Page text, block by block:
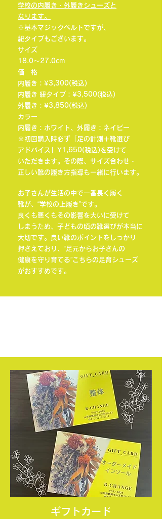
学校の内履き・外履きシューズと
なります。
※基本マジックベルトですが、
紐タイプもございます。
サイズ
18.0〜27.0cm
価 格
内履き：¥3,300(税込)
内履き 紐タイプ：¥3,500(税込)
外履き：¥3,850(税込)
カラー
内履き：ホワイト、外履き：ネイビー
※初回購入時必ず「足の計測＋靴選び
アドバイス」¥1,650(税込)を受けて
いただきます。その際、サイズ合わせ・
正しい靴の履き方指導も一緒に行います。
お子さんが生活の中で一番長く履く
靴が、“学校の上履き”です。
良くも悪くもその影響を大いに受けて
しまうため、子どもの頃の靴選びが本当に
大切です。良い靴のポイントをしっかり
押さえており、“足元からお子さんの
健康を守り育てる”こちらの足育シューズ
がおすすめです。
ギフトカード